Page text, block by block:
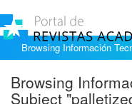
Browsing Información
Browsing
Subject